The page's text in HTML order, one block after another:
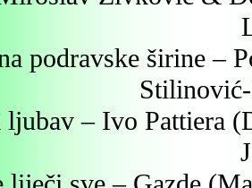
podravske širine –
ljubav – Ivo Pattiera